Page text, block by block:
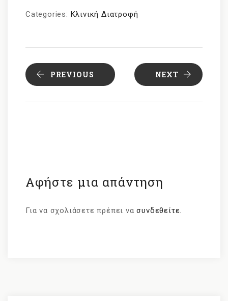
Categories: Κλινική Διατροφή
PREVIOUS NEXT
Αφήστε μια απάντηση
Για να σχολιάσετε πρέπει νασυνδεθείτε.